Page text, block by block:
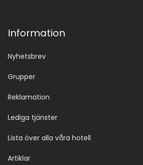
Information
Nyhetsbrev
Grupper
Reklamation
Lediga tjänster
Lista över alla våra hotell
Artiklar